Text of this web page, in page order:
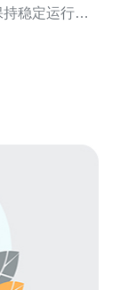
稳定运行。
站还是大型